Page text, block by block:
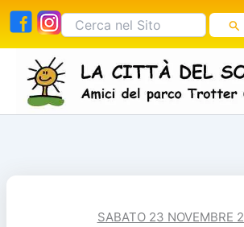
Vai
contenuto
Cerca:
SABATO 23 NOVEMBRE